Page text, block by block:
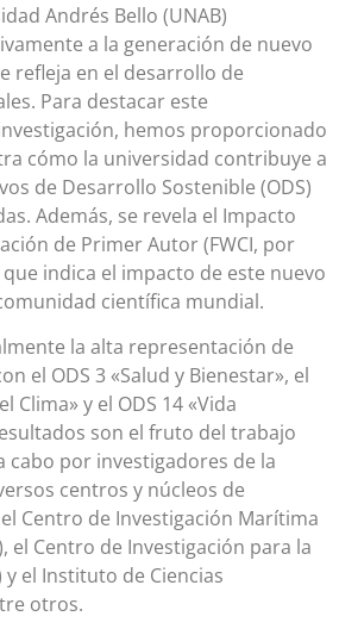
Andrés Bello (UNAB)
a la generación de nuevo
refleja en el desarrollo de
Para destacar este
hemos proporcionado
cómo la universidad contribuye a
de Desarrollo Sostenible (ODS)
Además, se revela el Impacto
de Primer Autor (FWCI, por
indica el impacto de este nuevo
científica mundial.
la alta representación de
el ODS 3 «Salud y Bienestar», el
Clima» y el ODS 14 «Vida
son el fruto del trabajo
cabo por investigadores de la
centros y núcleos de
Centro de Investigación Marítima
el Centro de Investigación para la
y el Instituto de Ciencias
otros.